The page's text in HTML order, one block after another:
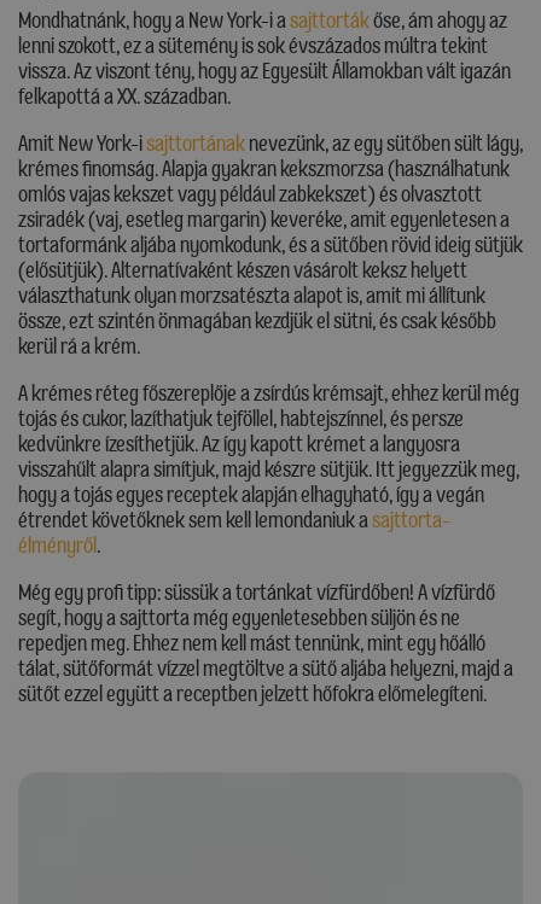
Mondhatnánk, hogy a New York-i asajttortákőse, ám ahogy az
lenni szokott, ez a sütemény is sok évszázados múltra tekint
vissza. Az viszont tény, hogy az Egyesült Államokban vált igazán
felkapottá a XX. században.
Amit New York-isajttortánaknevezünk, az egy sütőben sült lágy,
krémes finomság. Alapja gyakran kekszmorzsa (használhatunk
omlós vajas kekszet vagy például zabkekszet) és olvasztott
zsiradék (vaj, esetleg margarin) keveréke, amit egyenletesen a
tortaformánk aljába nyomkodunk, és a sütőben rövid ideig sütjük
(elősütjük). Alternatívaként készen vásárolt keksz helyett
választhatunk olyan morzsatészta alapot is, amit mi állítunk
össze, ezt szintén önmagában kezdjük el sütni, és csak később
kerül rá a krém.
A krémes réteg főszereplője a zsírdús krémsajt, ehhez kerül még
tojás és cukor, lazíthatjuk tejföllel, habtejszínnel, és persze
kedvünkre ízesíthetjük. Az így kapott krémet a langyosra
visszahűlt alapra simítjuk, majd készre sütjük. Itt jegyezzük meg,
hogy a tojás egyes receptek alapján elhagyható, így a vegán
étrendet követőknek sem kell lemondaniuk asajttorta-
élményről.
Még egy profi tipp: süssük a tortánkat vízfürdőben! A vízfürdő
segít, hogy a sajttorta még egyenletesebben süljön és ne
repedjen meg. Ehhez nem kell mást tennünk, mint egy hőálló
tálat, sütőformát vízzel megtöltve a sütő aljába helyezni, majd a
sütőt ezzel együtt a receptben jelzett hőfokra előmelegíteni.